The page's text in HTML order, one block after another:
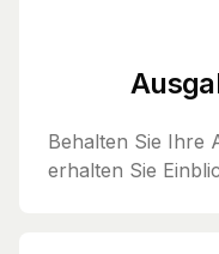
Behalten Sie Ihre
erhalten Sie